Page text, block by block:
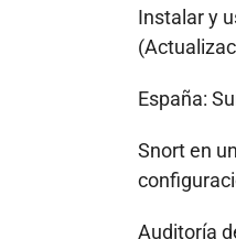
Instalar y
España:
Snort en
Auditoría